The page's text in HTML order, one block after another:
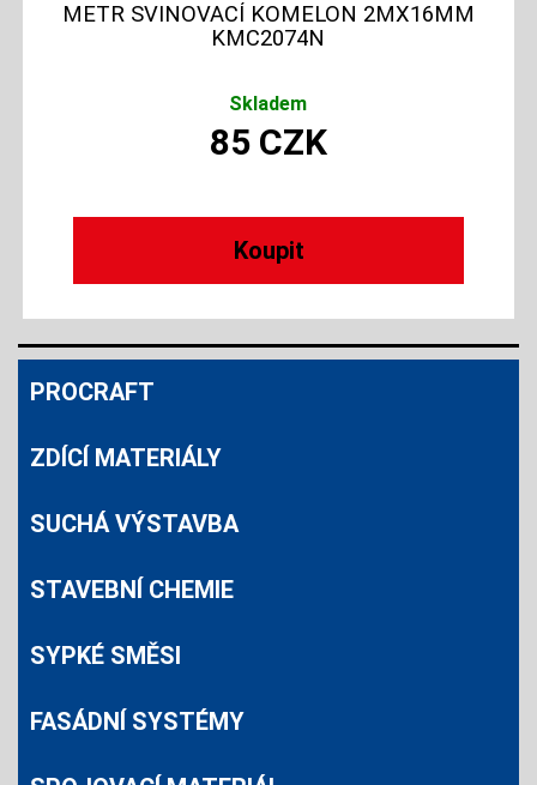
METR SVINOVACÍ KOMELON 2MX16MM
KMC2074N
Skladem
85 CZK
PROCRAFT
ZDÍCÍ MATERIÁLY
SUCHÁ VÝSTAVBA
STAVEBNÍ CHEMIE
SYPKÉ SMĚSI
FASÁDNÍ SYSTÉMY